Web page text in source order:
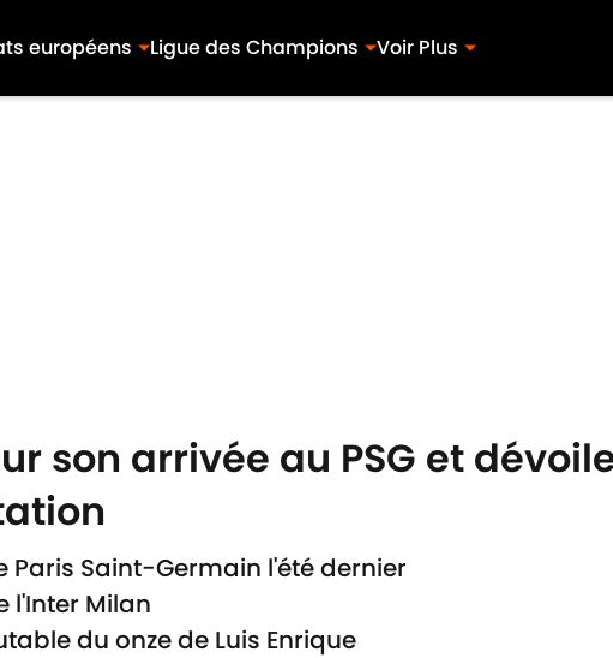
européens Ligue des Champions Voir Plus
son arrivée au PSG et
Paris Saint-Germain l'été dernier
l'Inter Milan
du onze de Luis Enrique